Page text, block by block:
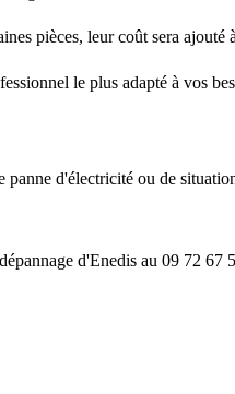
pièces, leur coût sera ajouté
le plus adapté à vos
d'électricité ou de
d'Enedis au 09 72